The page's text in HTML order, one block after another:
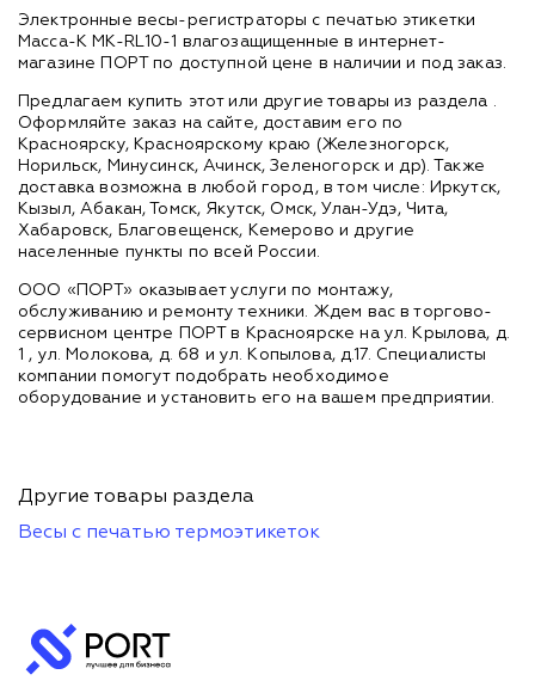
Электронные весы-регистраторы с печатью этикетки
Масса-К MK-RL10-1 влагозащищенные в интернет-
магазине ПОРТ по доступной цене в наличии и под заказ.
Предлагаем купить этот или другие товары из раздела .
Оформляйте заказ на сайте, доставим его по
Красноярску, Красноярскому краю (Железногорск,
Норильск, Минусинск, Ачинск, Зеленогорск и др). Также
доставка возможна в любой город, в том числе: Иркутск,
Кызыл, Абакан, Томск, Якутск, Омск, Улан-Удэ, Чита,
Хабаровск, Благовещенск, Кемерово и другие
населенные пункты по всей России.
ООО «ПОРТ» оказывает услуги по монтажу,
обслуживанию и ремонту техники. Ждем вас в торгово-
сервисном центре ПОРТ в Красноярске на ул. Крылова, д.
1 , ул. Молокова, д. 68 и ул. Копылова, д.17. Специалисты
компании помогут подобрать необходимое
оборудование и установить его на вашем предприятии.
Другие товары раздела
Весы с печатью термоэтикеток